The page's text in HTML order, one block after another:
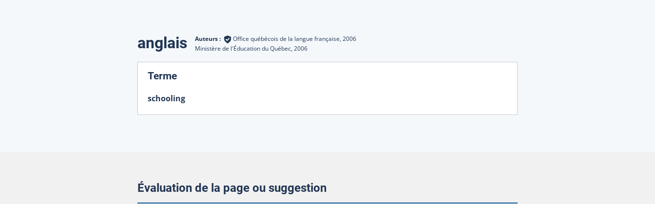
Traductions
anglais Auteurs : Office québécois de la langue française, 2006
Ministère de l'Éducation du Québec, 2006
Terme:
schooling
Évaluation de la page ou suggestion